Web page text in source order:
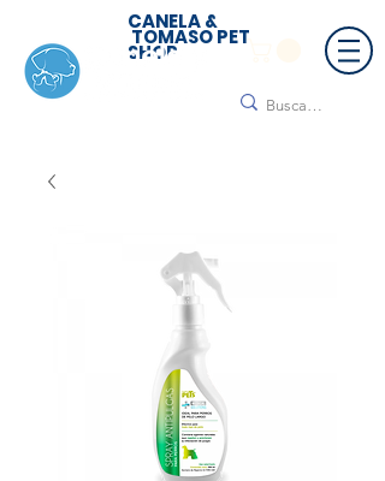
CANELA &
TOMASO PET
SHOP